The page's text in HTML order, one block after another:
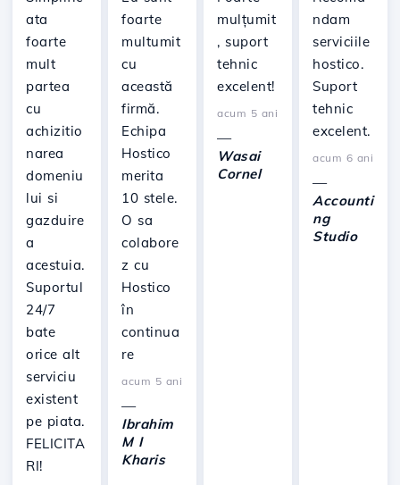
ata
foarte
mult
partea
cu
achizitio
narea
domeniu
lui si
gazduire
a
acestuia.
Suportul
24/7
bate
orice alt
serviciu
existent
pe piata.
FELICITA
RI!
foarte
multumit
cu
această
firmă.
Echipa
Hostico
merita
10 stele.
O sa
colabore
z cu
Hostico
în
continua
re
acum 5 ani
—
Ibrahim
M I
Kharis
mulțumit
, suport
tehnic
excelent!
acum 5 ani
—
Wasai
Cornel
ndam
serviciile
hostico.
Suport
tehnic
excelent.
acum 6 ani
—
Accounti
ng
Studio